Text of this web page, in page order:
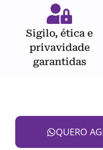
Sigilo, ética e
privavidade
garantidas
QUERO